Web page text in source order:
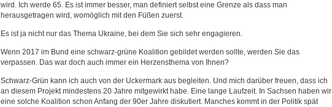
wird. Ich werde 65. Es ist immer besser, man definiert selbst eine Grenze als dass man
herausgetragen wird, womöglich mit den Füßen zuerst.
Es ist ja nicht nur das Thema Ukraine, bei dem Sie sich sehr engagieren.
Wenn 2017 im Bund eine schwarz-grüne Koalition gebildet werden sollte, werden Sie das
verpassen. Das war doch auch immer ein Herzensthema von Ihnen?
Schwarz-Grün kann ich auch von der Uckermark aus begleiten. Und mich darüber freuen, dass ich
an diesem Projekt mindestens 20 Jahre mitgewirkt habe. Eine lange Laufzeit. In Sachsen haben wir
eine solche Koalition schon Anfang der 90er Jahre diskutiert. Manches kommt in der Politik spät